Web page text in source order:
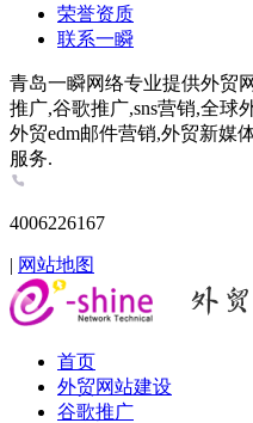
荣誉资质
联系一瞬
青岛一瞬网络专业提供外贸
推广,谷歌推广,sns营销,全球
外贸edm邮件营销,外贸新媒
服务.
4006226167
| 网站地图
首页
外贸网站建设
谷歌推广